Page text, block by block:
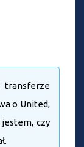
o United,
czy